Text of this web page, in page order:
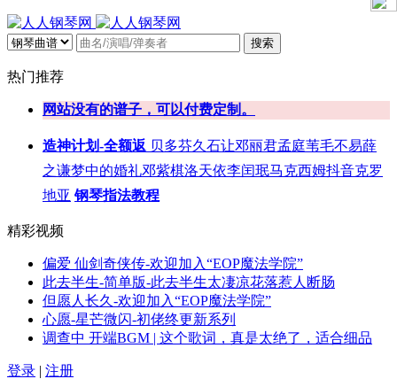
搜索
热门推荐
网站没有的谱子，可以付费定制。
造神计划-全额返 贝多芬久石让邓丽君孟庭苇毛不易薛
之谦梦中的婚礼邓紫棋洛天依李闰珉马克西姆抖音克罗
地亚 钢琴指法教程
精彩视频
偏爱 仙剑奇侠传-欢迎加入“EOP魔法学院”
此去半生-简单版-此去半生太凄凉花落惹人断肠
但愿人长久-欢迎加入“EOP魔法学院”
心愿-星芒微闪-初佬终更新系列
调查中 开端BGM | 这个歌词，真是太绝了，适合细品
登录 | 注册